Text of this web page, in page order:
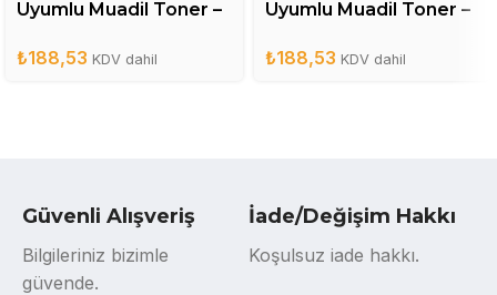
Uyumlu Muadil Toner –
₺188,53 KDV dahil
Uyumlu Muadil Toner –
₺188,53 KDV dahil
Güvenli Alışveriş
Bilgileriniz bizimle
güvende.
İade/Değişim Hakkı
Koşulsuz iade hakkı.